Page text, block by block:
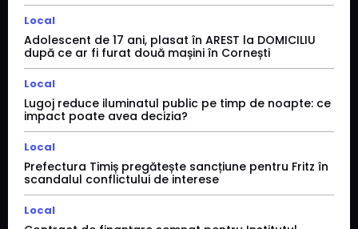
Local
Adolescent de 17 ani, plasat în AREST la DOMICILIU
după ce ar fi furat două mașini în Cornești
Local
Lugoj reduce iluminatul public pe timp de noapte: ce
impact poate avea decizia?
Local
Prefectura Timiș pregătește sancțiune pentru Fritz în
scandalul conflictului de interese
Local